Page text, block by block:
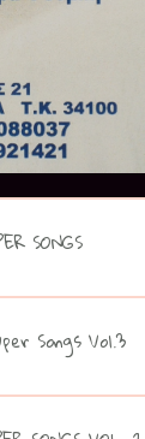
SONGS
Songs Vol.3